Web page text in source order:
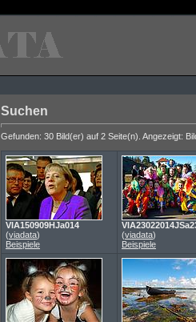
Suchen
Gefunden: 30 Bild(er) auf 2 Seite(n). Angezeigt:
VIA150909HJa014
(viadata)
Beispiele
(viadata)
Beispiele